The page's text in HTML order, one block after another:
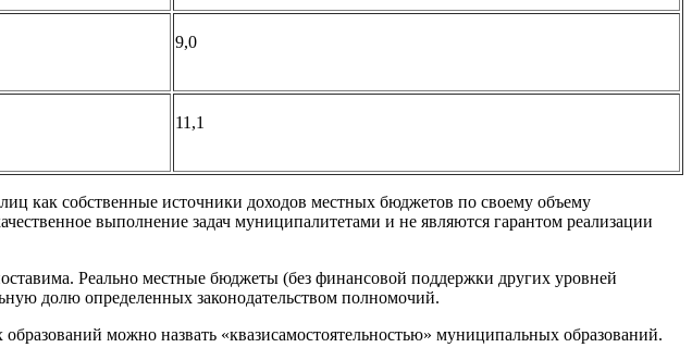
9,0
11,1
как собственные источники доходов местных бюджетов по своему объему
выполнение задач муниципалитетами и не являются гарантом реализации
Реально местные бюджеты (без финансовой поддержки других уровней
долю определенных законодательством полномочий.
можно назвать «квазисамостоятельностью» муниципальных образований.